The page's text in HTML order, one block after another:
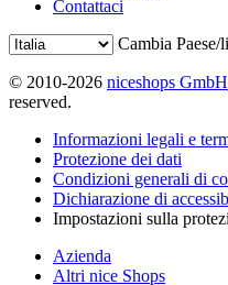
Contattaci
Cambia Paese/
© 2010-2026 niceshops GmbH
reserved.
Informazioni legali e
Protezione dei dati
Condizioni generali di
Dichiarazione di
Impostazioni sulla
Azienda
Altri nice Shops